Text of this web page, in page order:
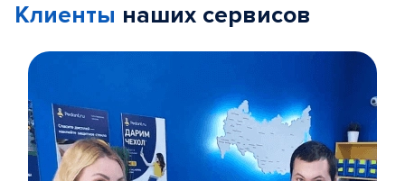
Клиенты наших сервисов